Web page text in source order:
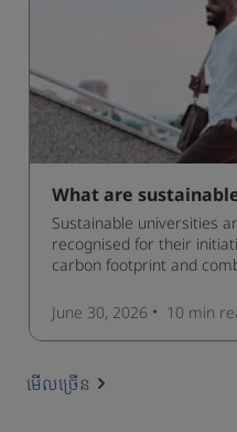
What are
Sustainable universities
recognised for their
carbon footprint and
June 30, 2026
10 min
មើលច្រើន